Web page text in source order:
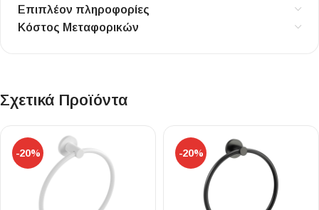
Επιπλέον πληροφορίες
Κόστος Μεταφορικών
Σχετικά Προϊόντα
-20% -20%